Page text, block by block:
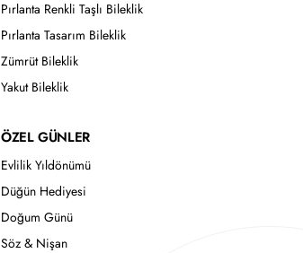
Pırlanta Renkli Taşlı Bileklik
Pırlanta Tasarım Bileklik
Zümrüt Bileklik
Yakut Bileklik
ÖZEL GÜNLER
Evlilik Yıldönümü
Düğün Hediyesi
Doğum Günü
Söz & Nişan